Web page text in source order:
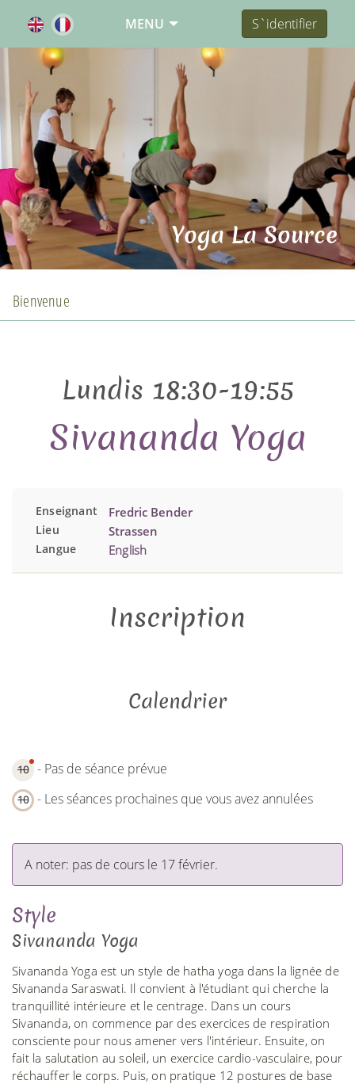
MENU S`identifier
Yoga La Source
Bienvenue
Lundis 18:30-19:55
Sivananda Yoga
Enseignant Fredric Bender
Lieu Strassen
Langue English
Inscription
Calendrier
10 - Pas de séance prévue
10 - Les séances prochaines que vous avez annulées
A noter: pas de cours le 17 février.
Style
Sivananda Yoga
Sivananda Yoga est un style de hatha yoga dans la lignée de
Sivananda Saraswati. Il convient à l'étudiant qui cherche la
tranquillité intérieure et le centrage. Dans un cours
Sivananda, on commence par des exercices de respiration
consciente pour nous amener vers l'intérieur. Ensuite, on
fait la salutation au soleil, un exercice cardio-vasculaire, pour
réchauffer le corps. Puis, on pratique 12 postures de base